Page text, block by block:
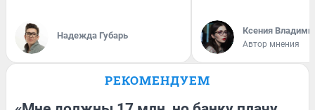
Надежда Губарь Ксения
Автор мнения
РЕКОМЕНДУЕМ